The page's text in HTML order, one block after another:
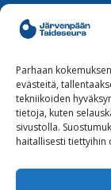
Parhaan
evästeitä,
tekniikoiden
tietoja, kuten
sivustolla.
haitallisesti tiettyihin